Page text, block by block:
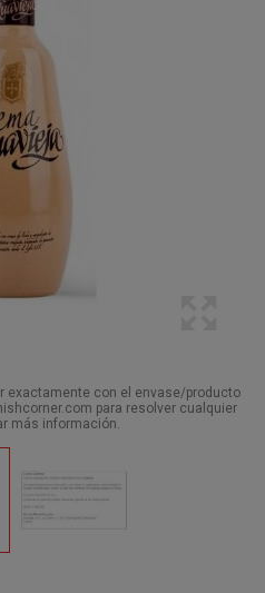
exactamente con el envase/producto
para resolver cualquier
más información.